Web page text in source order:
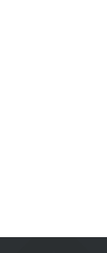
gatvėje 323,